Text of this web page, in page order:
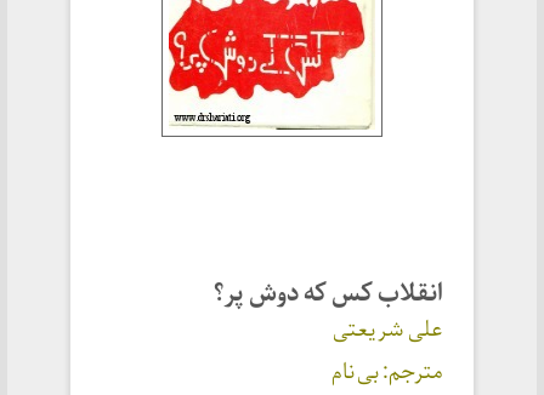
انقلاب کس که دوش پر؟
علی شریعتی
مترجم: بی نام